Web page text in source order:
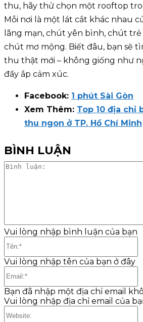
thu, hãy thử chọn một rooftop
Mỗi nơi là một lát cắt khác nhau
lãng mạn, chút yên bình, chút
chút mơ mộng. Biết đâu, bạn sẽ
thu thật mới – không giống như
đầy ắp cảm xúc.
Facebook: 1 phút Sài Gòn
Xem Thêm: Top 10 địa chỉ
thu ngon ở TP. Hồ Chí Minh
BÌNH LUẬN
Vui lòng nhập bình luận của bạn
Vui lòng nhập tên của bạn ở đây
Bạn đã nhập một địa chỉ email
Vui lòng nhập địa chỉ email của